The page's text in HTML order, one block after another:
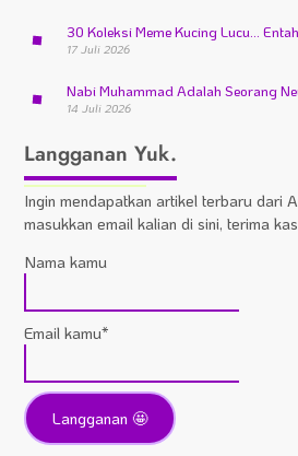
30 Koleksi Meme Kucing Lucu…
17 Juli 2026
Nabi Muhammad Adalah Seorang
14 Juli 2026
Langganan Yuk.
Ingin mendapatkan artikel terbaru dari
masukkan email kalian di sini, terima
Nama kamu
Email kamu*